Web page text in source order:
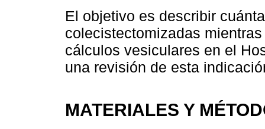
El objetivo es describir
colecistectomizadas
cálculos vesiculares en el
una revisión de esta
MATERIALES Y